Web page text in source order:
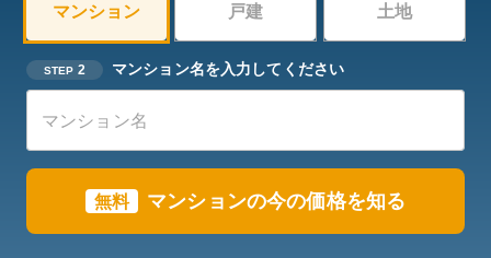
マンション 戸建 土地
STEP 2 マンション名を入力してください
無料 マンションの今の価格を知る